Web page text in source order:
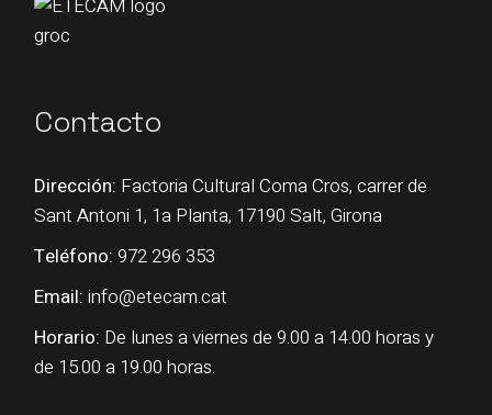
Contacto
Dirección: Factoria Cultural Coma Cros, carrer de
Sant Antoni 1, 1a Planta, 17190 Salt, Girona
Teléfono: 972 296 353
Email: info@etecam.cat
Horario: De lunes a viernes de 9.00 a 14.00 horas y
de 15.00 a 19.00 horas.